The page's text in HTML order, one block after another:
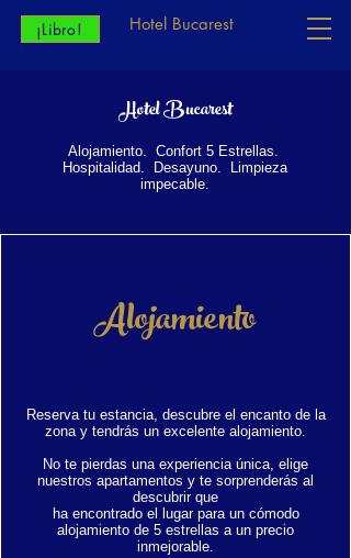
Hotel Bucarest
¡Libro!
Hotel Bucarest
Alojamiento. Confort 5 Estrellas.
Hospitalidad. Desayuno. Limpieza
impecable.
Alojamiento
Reserva tu estancia, descubre el encanto de la
zona y tendrás un excelente alojamiento.
No te pierdas una experiencia única, elige
nuestros apartamentos y te sorprenderás al
descubrir que
ha encontrado el lugar para un cómodo
alojamiento de 5 estrellas a un precio
inmejorable.